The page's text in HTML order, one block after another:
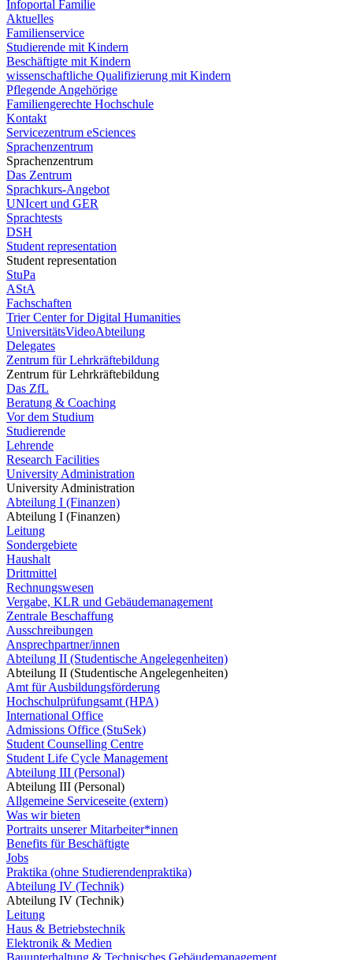
Infoportal Familie
Aktuelles
Familienservice
Studierende mit Kindern
Beschäftigte mit Kindern
wissenschaftliche Qualifizierung mit Kindern
Pflegende Angehörige
Familiengerechte Hochschule
Kontakt
Servicezentrum eSciences
Sprachenzentrum
Sprachenzentrum
Das Zentrum
Sprachkurs-Angebot
UNIcert und GER
Sprachtests
DSH
Student representation
Student representation
StuPa
AStA
Fachschaften
Trier Center for Digital Humanities
UniversitätsVideoAbteilung
Delegates
Zentrum für Lehrkräftebildung
Zentrum für Lehrkräftebildung
Das ZfL
Beratung & Coaching
Vor dem Studium
Studierende
Lehrende
Research Facilities
University Administration
University Administration
Abteilung I (Finanzen)
Abteilung I (Finanzen)
Leitung
Sondergebiete
Haushalt
Drittmittel
Rechnungswesen
Vergabe, KLR und Gebäudemanagement
Zentrale Beschaffung
Ausschreibungen
Ansprechpartner/innen
Abteilung II (Studentische Angelegenheiten)
Abteilung II (Studentische Angelegenheiten)
Amt für Ausbildungsförderung
Hochschulprüfungsamt (HPA)
International Office
Admissions Office (StuSek)
Student Counselling Centre
Student Life Cycle Management
Abteilung III (Personal)
Abteilung III (Personal)
Allgemeine Serviceseite (extern)
Was wir bieten
Portraits unserer Mitarbeiter*innen
Benefits für Beschäftigte
Jobs
Praktika (ohne Studierendenpraktika)
Abteilung IV (Technik)
Abteilung IV (Technik)
Leitung
Haus & Betriebstechnik
Elektronik & Medien
Bauunterhaltung & Technisches Gebäudemanagement